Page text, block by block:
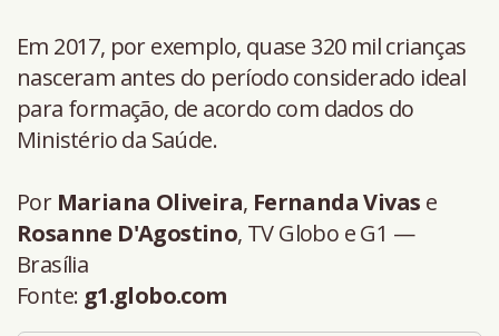
Em 2017, por exemplo, quase 320 mil crianças
nasceram antes do período considerado ideal
para formação, de acordo com dados do
Ministério da Saúde.
Por Mariana Oliveira, Fernanda Vivas e
Rosanne D'Agostino, TV Globo e G1 —
Brasília
Fonte: g1.globo.com